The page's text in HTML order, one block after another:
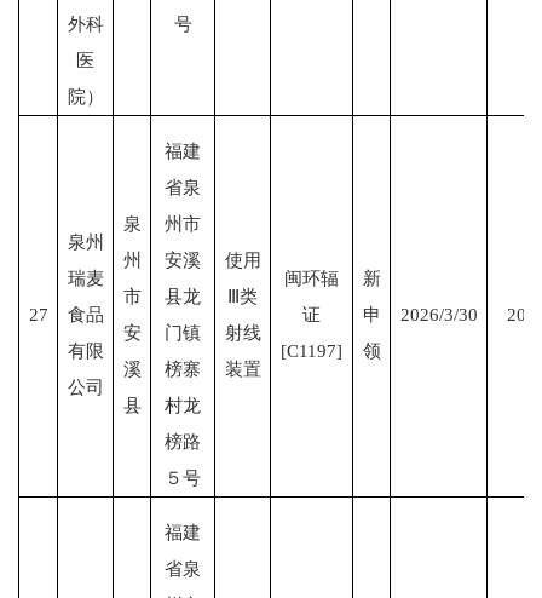
外科
医
院）
号
27
泉州
瑞麦
食品
有限
公司
泉
州
市
安
溪
县
福建
省泉
州市
安溪
县龙
门镇
榜寨
村龙
榜路
５号
使用
Ⅲ类
射线
装置
闽环辐
证
[C1197]
新
申
领
2026/3/30
福建
省泉